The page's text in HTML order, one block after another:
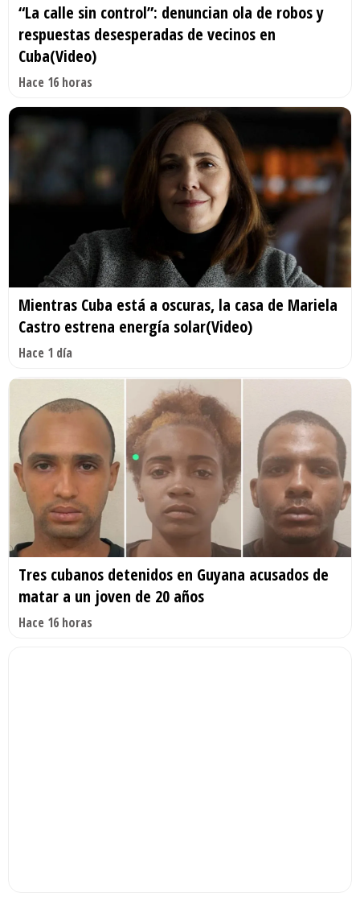
“La calle sin control”: denuncian ola de robos y
respuestas desesperadas de vecinos en
Cuba(Video)
Hace 16 horas
Mientras Cuba está a oscuras, la casa de Mariela
Castro estrena energía solar(Video)
Hace 1 día
Tres cubanos detenidos en Guyana acusados de
matar a un joven de 20 años
Hace 16 horas